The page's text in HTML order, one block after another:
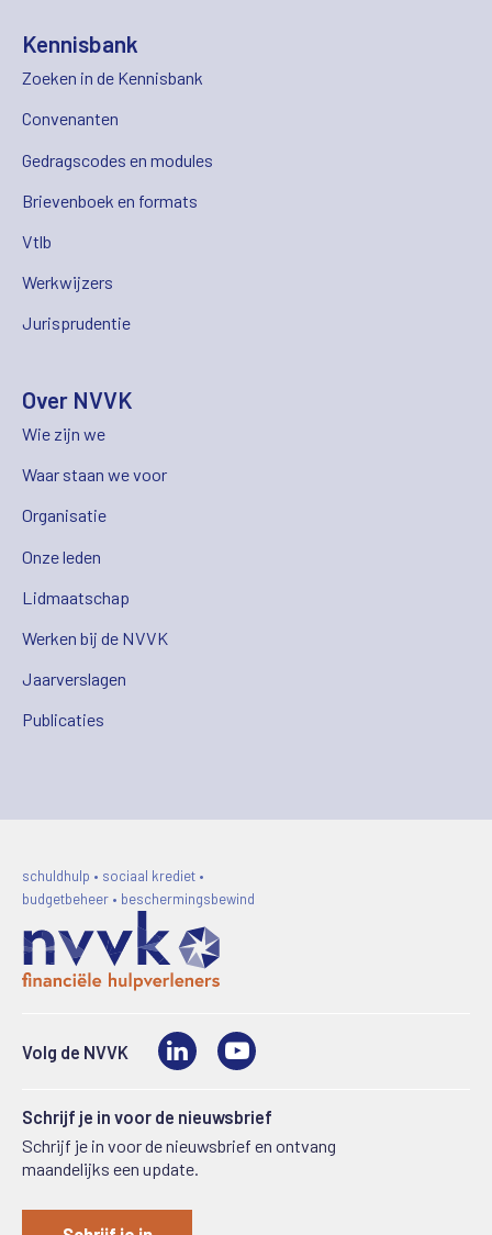
Kennisbank
Zoeken in de Kennisbank
Convenanten
Gedragscodes en modules
Brievenboek en formats
Vtlb
Werkwijzers
Jurisprudentie
Over NVVK
Wie zijn we
Waar staan we voor
Organisatie
Onze leden
Lidmaatschap
Werken bij de NVVK
Jaarverslagen
Publicaties
schuldhulp • sociaal krediet •
budgetbeheer • beschermingsbewind
Volg de NVVK LinkedIn
Schrijf je in voor de nieuwsbrief
Schrijf je in voor de nieuwsbrief en ontvang
maandelijks een update.